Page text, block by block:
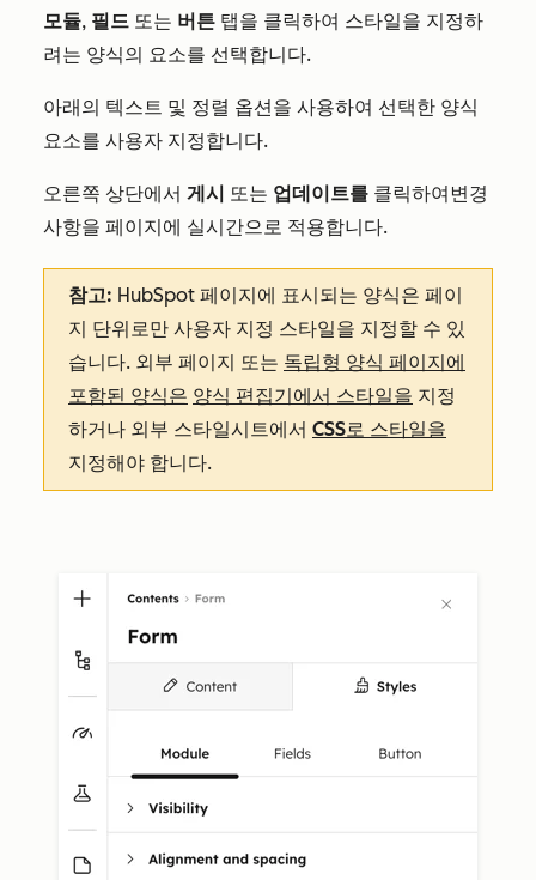
모듈, 필드 또는 버튼 탭을 클릭하여 스타일을 지정하
려는 양식의 요소를 선택합니다.
아래의 텍스트 및 정렬 옵션을 사용하여 선택한 양식
요소를 사용자 지정합니다.
오른쪽 상단에서 게시 또는 업데이트를 클릭하여 변경
사항을 페이지에 실시간으로 적용합니다.
참고: HubSpot 페이지에 표시되는 양식은 페이
지 단위로만 사용자 지정 스타일을 지정할 수 있
습니다. 외부 페이지 또는 독립형 양식 페이지에
포함된 양식은 양식 편집기에서 스타일을 지정
하거나 외부 스타일시트에서 CSS로 스타일을
지정해야 합니다.